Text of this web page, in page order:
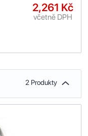
2,261 Kč
včetně DPH
2 Produkty